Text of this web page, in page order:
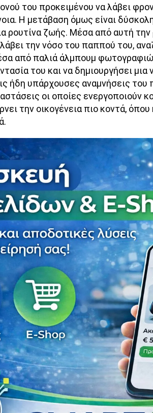
του προκειμένου να λάβει
Η μετάβαση όμως είναι δύσκολη
ρουτίνα ζωής. Μέσα από αυτή την
την νόσο του παππού του,
από παλιά άλμπουμ
του και να δημιουργήσει
ήδη υπάρχουσες αναμνήσεις του
οι οποίες ενεργοποιούν
την οικογένεια πιο κοντά,